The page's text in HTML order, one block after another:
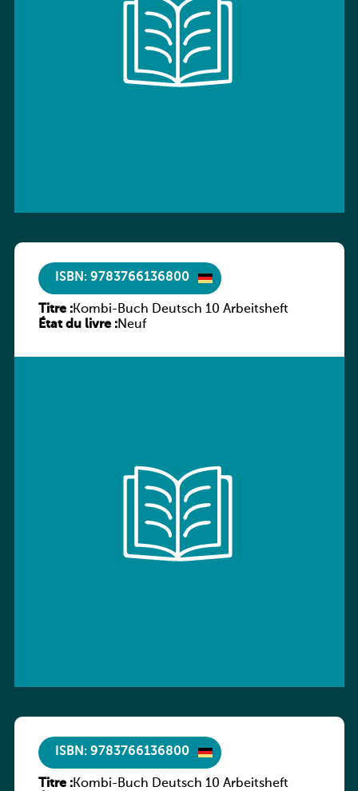
ISBN: 9783766136800
Titre :Kombi-Buch Deutsch 10 Arbeitsheft
État du livre :Neuf
ISBN: 9783766136800
Titre :Kombi-Buch Deutsch 10 Arbeitsheft